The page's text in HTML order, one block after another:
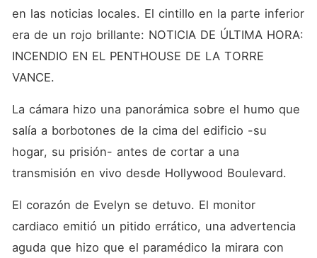
en las noticias locales. El cintillo en la parte inferior
era de un rojo brillante: NOTICIA DE ÚLTIMA HORA:
INCENDIO EN EL PENTHOUSE DE LA TORRE
VANCE.
La cámara hizo una panorámica sobre el humo que
salía a borbotones de la cima del edificio -su
hogar, su prisión- antes de cortar a una
transmisión en vivo desde Hollywood Boulevard.
El corazón de Evelyn se detuvo. El monitor
cardiaco emitió un pitido errático, una advertencia
aguda que hizo que el paramédico la mirara con